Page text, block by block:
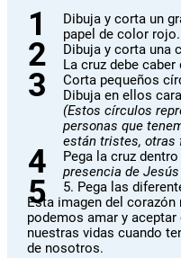
Dibuja y corta un
papel de color rojo.
Dibuja y corta una
La cruz debe
Corta pequeños
Dibuja en ellos
(Estos círculos
personas que
están tristes, otras
Pega la cruz
presencia de
5. Pega las
Esta imagen del
podemos amar y
nuestras vidas cuando
de nosotros.